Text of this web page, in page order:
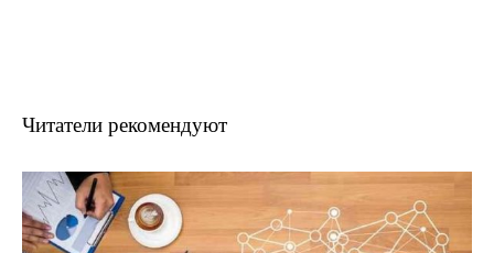
Читатели рекомендуют